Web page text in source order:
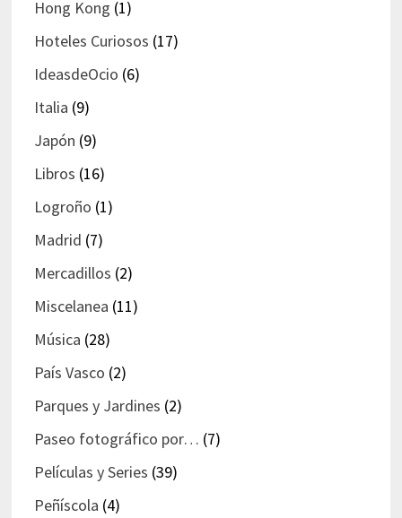
Hong Kong (1)
Hoteles Curiosos (17)
IdeasdeOcio (6)
Italia (9)
Japón (9)
Libros (16)
Logroño (1)
Madrid (7)
Mercadillos (2)
Miscelanea (11)
Música (28)
País Vasco (2)
Parques y Jardines (2)
Paseo fotográfico por… (7)
Películas y Series (39)
Peñíscola (4)